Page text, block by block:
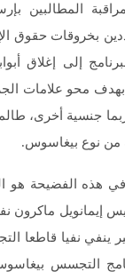
المطالبين
بخروقات حقوق
إلى إغلاق
محو علامات
جنسية أخرى،
من نوع بيغاسوس.
هذه الفضيحة
إيمانويل ماكرون
ينفي نفيا قاطعا
التجسس